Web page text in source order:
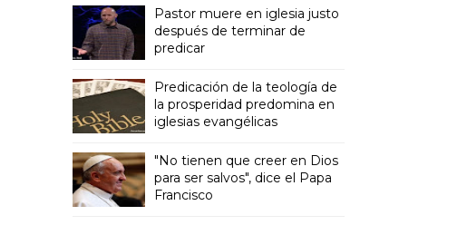
Pastor muere en iglesia justo
después de terminar de
predicar
Predicación de la teología de
la prosperidad predomina en
iglesias evangélicas
"No tienen que creer en Dios
para ser salvos", dice el Papa
Francisco